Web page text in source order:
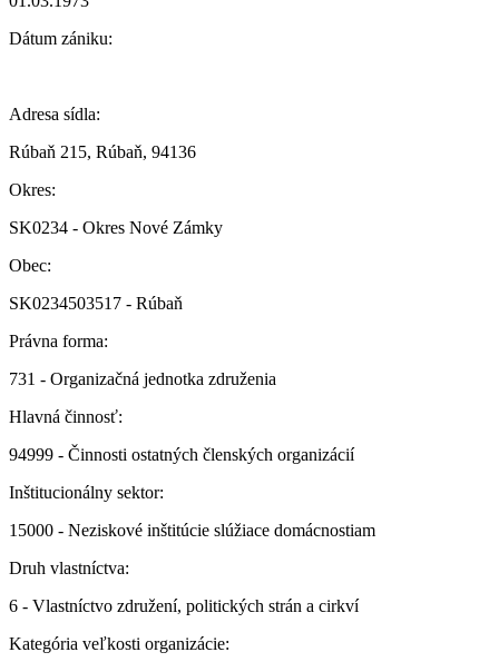
Dátum zániku:
Adresa sídla:
Rúbaň 215, Rúbaň, 94136
Okres:
SK0234 - Okres Nové Zámky
Obec:
SK0234503517 - Rúbaň
Právna forma:
731 - Organizačná jednotka združenia
Hlavná činnosť:
94999 - Činnosti ostatných členských organizácií
Inštitucionálny sektor:
15000 - Neziskové inštitúcie slúžiace domácnostiam
Druh vlastníctva:
6 - Vlastníctvo združení, politických strán a cirkví
Kategória veľkosti organizácie: